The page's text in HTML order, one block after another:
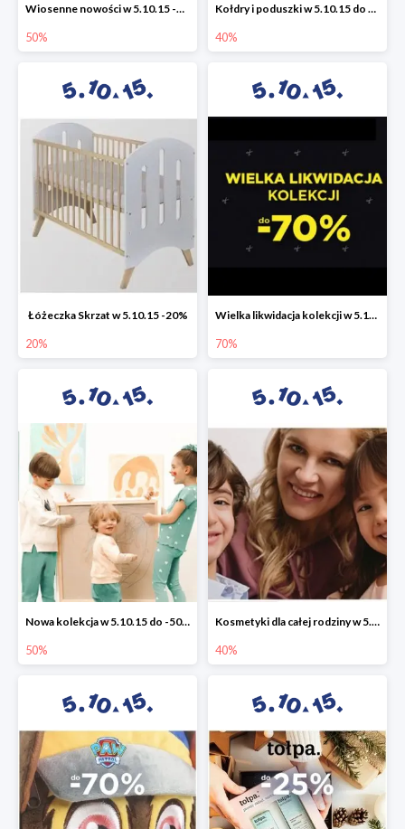
Wiosenne nowości w 5.10.15 -50%
50%
Kołdry i poduszki w 5.10.15 do -40%
40%
Łóżeczka Skrzat w 5.10.15 -20%
20%
Wielka likwidacja kolekcji w 5.10.15 do -70%
70%
Nowa kolekcja w 5.10.15 do -50%
50%
Kosmetyki dla całej rodziny w 5.10.15 do -40%
40%